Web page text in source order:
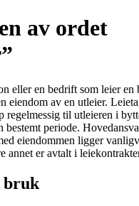
av ordet
eller en bedrift som leier en
eiendom av en utleier.
regelmessig til utleieren i
bestemt periode.
eiendommen ligger
annet er avtalt i
bruk